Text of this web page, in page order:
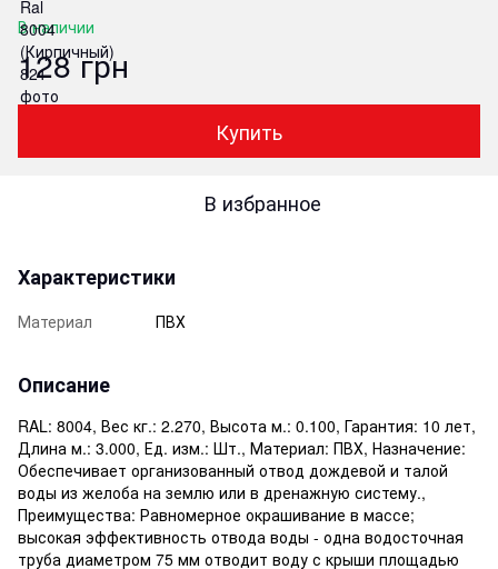
В наличии
128 грн
Купить
В избранное
Характеристики
Материал ПВХ
Описание
RAL: 8004, Вес кг.: 2.270, Высота м.: 0.100, Гарантия: 10 лет,
Длина м.: 3.000, Ед. изм.: Шт., Материал: ПВХ, Назначение:
Обеспечивает организованный отвод дождевой и талой
воды из желоба на землю или в дренажную систему.,
Преимущества: Равномерное окрашивание в массе;
высокая эффективность отвода воды - одна водосточная
труба диаметром 75 мм отводит воду с крыши площадью